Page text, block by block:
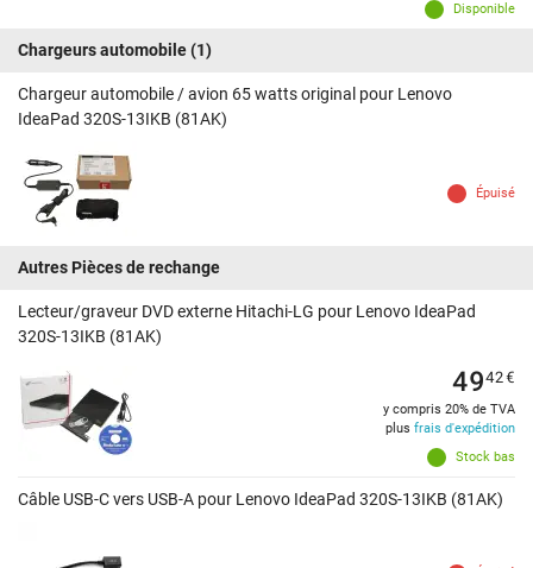
Disponible
Chargeurs automobile(1)
Chargeur automobile / avion 65 watts original pour Lenovo
IdeaPad 320S-13IKB (81AK)
Épuisé
Autres Pièces de rechange
Lecteur/graveur DVD externe Hitachi-LG pour Lenovo IdeaPad
320S-13IKB (81AK)
Stock bas
4942€
y compris 20% de TVA
plus frais d'expédition
Câble USB-C vers USB-A pour Lenovo IdeaPad 320S-13IKB (81AK)